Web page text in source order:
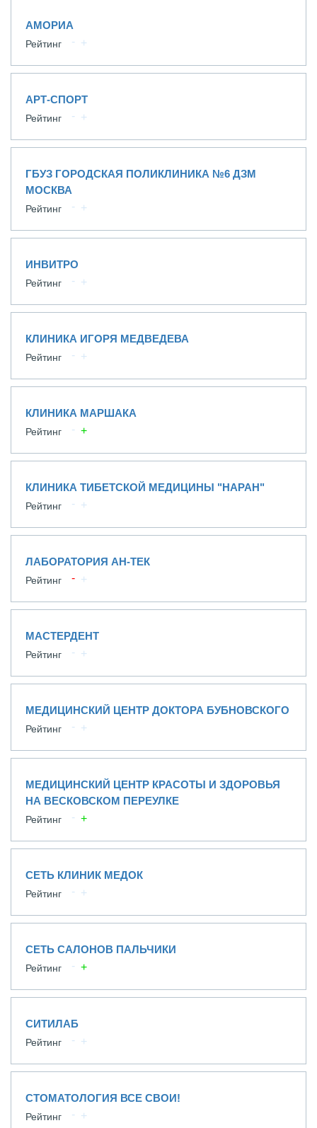
АМОРИА
Рейтинг
АРТ-СПОРТ
Рейтинг
ГБУЗ ГОРОДСКАЯ ПОЛИКЛИНИКА №6 ДЗМ
МОСКВА
Рейтинг
ИНВИТРО
Рейтинг
КЛИНИКА ИГОРЯ МЕДВЕДЕВА
Рейтинг
КЛИНИКА МАРШАКА
Рейтинг
КЛИНИКА ТИБЕТСКОЙ МЕДИЦИНЫ "НАРАН"
Рейтинг
ЛАБОРАТОРИЯ АН-ТЕК
Рейтинг
МАСТЕРДЕНТ
Рейтинг
МЕДИЦИНСКИЙ ЦЕНТР ДОКТОРА БУБНОВСКОГО
Рейтинг
МЕДИЦИНСКИЙ ЦЕНТР КРАСОТЫ И ЗДОРОВЬЯ
НА ВЕСКОВСКОМ ПЕРЕУЛКЕ
Рейтинг
СЕТЬ КЛИНИК МЕДОК
Рейтинг
СЕТЬ САЛОНОВ ПАЛЬЧИКИ
Рейтинг
СИТИЛАБ
Рейтинг
СТОМАТОЛОГИЯ ВСЕ СВОИ!
Рейтинг